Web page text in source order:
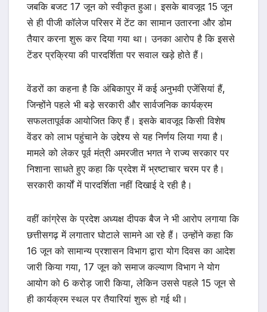
जबकि बजट 17 जून को स्वीकृत हुआ। इसके बावजूद 15 जून
से ही पीजी कॉलेज परिसर में टेंट का सामान उतारना और डोम
तैयार करना शुरू कर दिया गया था। उनका आरोप है कि इससे
टेंडर प्रक्रिया की पारदर्शिता पर सवाल खड़े होते हैं।
वेंडरों का कहना है कि अंबिकापुर में कई अनुभवी एजेंसियां हैं,
जिन्होंने पहले भी बड़े सरकारी और सार्वजनिक कार्यक्रम
सफलतापूर्वक आयोजित किए हैं। इसके बावजूद किसी विशेष
वेंडर को लाभ पहुंचाने के उद्देश्य से यह निर्णय लिया गया है।
मामले को लेकर पूर्व मंत्री अमरजीत भगत ने राज्य सरकार पर
निशाना साधते हुए कहा कि प्रदेश में भ्रष्टाचार चरम पर है।
सरकारी कार्यों में पारदर्शिता नहीं दिखाई दे रही है।
वहीं कांग्रेस के प्रदेश अध्यक्ष दीपक बैज ने भी आरोप लगाया कि
छत्तीसगढ़ में लगातार घोटाले सामने आ रहे हैं। उन्होंने कहा कि
16 जून को सामान्य प्रशासन विभाग द्वारा योग दिवस का आदेश
जारी किया गया, 17 जून को समाज कल्याण विभाग ने योग
आयोग को 6 करोड़ जारी किया, लेकिन उससे पहले 15 जून से
ही कार्यक्रम स्थल पर तैयारियां शुरू हो गई थी।